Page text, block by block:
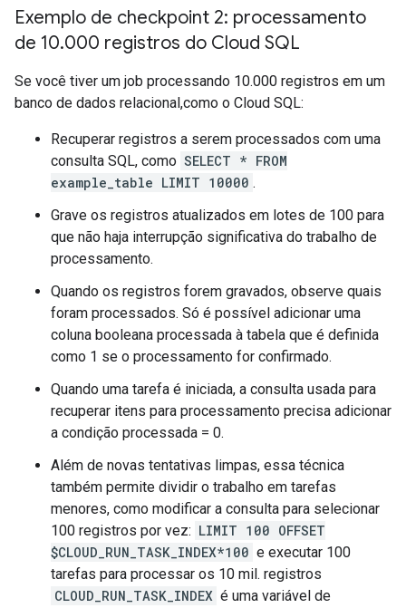
Exemplo de checkpoint 2: processamento
de 10.000 registros do Cloud SQL
Se você tiver um job processando 10.000 registros em um
banco de dados relacional,como o Cloud SQL:
Recuperar registros a serem processados com uma
consulta SQL, como SELECT * FROM
example_table LIMIT 10000 .
Grave os registros atualizados em lotes de 100 para
que não haja interrupção significativa do trabalho de
processamento.
Quando os registros forem gravados, observe quais
foram processados. Só é possível adicionar uma
coluna booleana processada à tabela que é definida
como 1 se o processamento for confirmado.
Quando uma tarefa é iniciada, a consulta usada para
recuperar itens para processamento precisa adicionar
a condição processada = 0.
Além de novas tentativas limpas, essa técnica
também permite dividir o trabalho em tarefas
menores, como modificar a consulta para selecionar
100 registros por vez: LIMIT 100 OFFSET
$CLOUD_RUN_TASK_INDEX*100 e executar 100
tarefas para processar os 10 mil. registros
CLOUD_RUN_TASK_INDEX é uma variável de